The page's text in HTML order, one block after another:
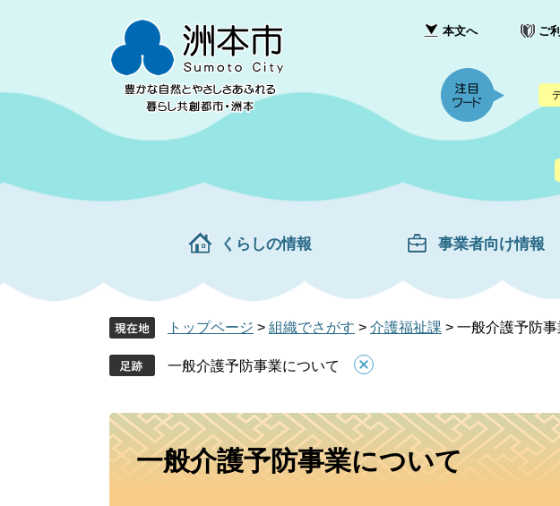
先
を
て
本文へ ご
くらしの情報 事業者向け情報
トップページ > 組織でさがす > 介護福祉課 > 一般介護予防
一般介護予防事業について
本
一般介護予防事業について